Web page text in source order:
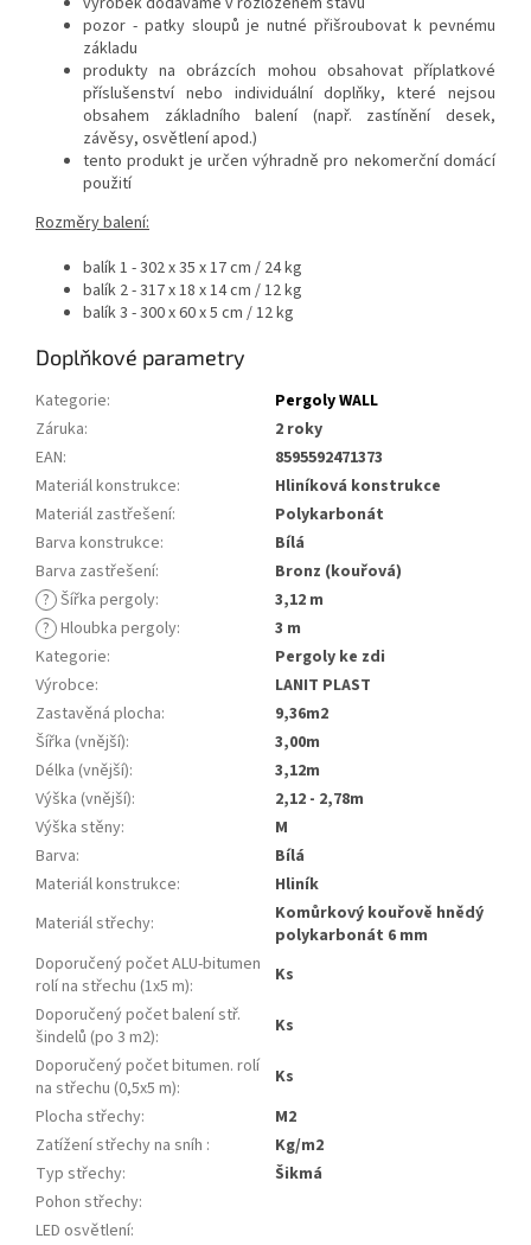
pozor - patky sloupů je nutné přišroubovat k pevnému
základu
produkty na obrázcích mohou obsahovat příplatkové
příslušenství nebo individuální doplňky, které nejsou
obsahem základního balení (např. zastínění desek,
závěsy, osvětlení apod.)
tento produkt je určen výhradně pro nekomerční domácí
použití
Rozměry balení:
balík 1 - 302 x 35 x 17 cm / 24 kg
balík 2 - 317 x 18 x 14 cm / 12 kg
balík 3 - 300 x 60 x 5 cm / 12 kg
Doplňkové parametry
Kategorie:
Pergoly WALL
Záruka:
2 roky
EAN:
8595592471373
Materiál konstrukce:
Hliníková konstrukce
Materiál zastřešení:
Polykarbonát
Barva konstrukce:
Bílá
Barva zastřešení:
Bronz (kouřová)
? Šířka pergoly:
3,12 m
? Hloubka pergoly:
3 m
Kategorie:
pergoly ke zdi
Výrobce:
LANIT PLAST
Zastavěná plocha:
9,36m2
Šířka (vnější):
3,00m
Délka (vnější):
3,12m
Výška (vnější):
2,12 - 2,78m
Výška stěny:
m
Barva:
bílá
Materiál konstrukce:
hliník
Materiál střechy:
komůrkový kouřově hnědý
polykarbonát 6 mm
Doporučený počet ALU-bitumen
rolí na střechu (1x5 m):
ks
Doporučený počet balení stř.
šindelů (po 3 m2):
ks
Doporučený počet bitumen. rolí
na střechu (0,5x5 m):
ks
Plocha střechy:
m2
Zatížení střechy na sníh :
kg/m2
Typ střechy:
šikmá
Pohon střechy:
LED osvětlení: